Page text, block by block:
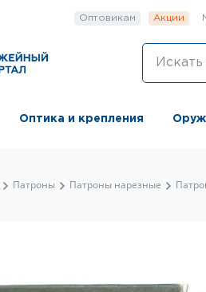
Оптовикам Акции
Оптика и крепления
Патроны Патроны нарезные